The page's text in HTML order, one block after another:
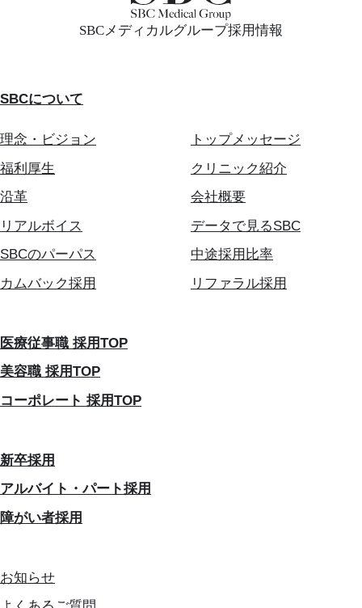
SBCメディカルグループ採用情報
SBCについて
理念・ビジョン
トップメッセージ
福利厚生
クリニック紹介
沿革
会社概要
リアルボイス
データで見るSBC
SBCのパーパス
中途採用比率
カムバック採用
リファラル採用
医療従事職 採用TOP
美容職 採用TOP
コーポレート 採用TOP
新卒採用
アルバイト・パート採用
障がい者採用
お知らせ